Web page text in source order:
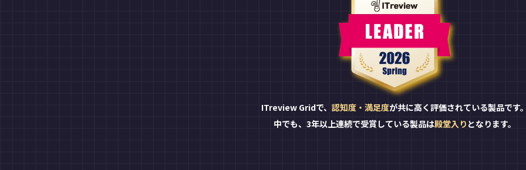
ITreview Gridで、 認知度・満足度が共に高く評価されている製品です
中でも、3年以上連続で受賞している製品は殿堂入り となります。